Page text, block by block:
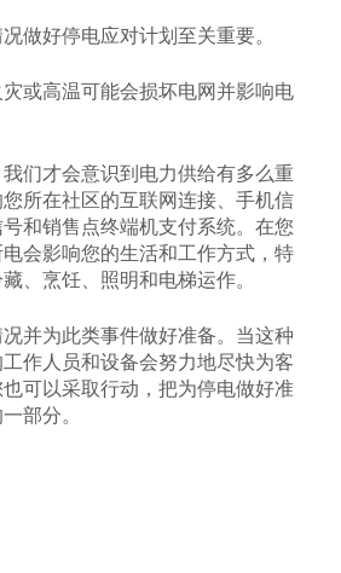
做好停电应对计划至关重要。
或高温可能会损坏电网并影响电
们才会意识到电力供给有多么重
所在社区的互联网连接、手机信
和销售点终端机支付系统。在您
会影响您的生活和工作方式，特
、烹饪、照明和电梯运作。
并为此类事件做好准备。当这种
作人员和设备会努力地尽快为客
可以采取行动，把为停电做好准
部分。